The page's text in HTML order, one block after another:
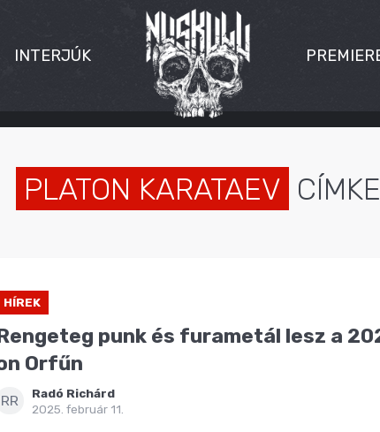
INTERJÚK
PLATON KARATAEV CÍMKE
HÍREK
punk és furametál lesz a
Orfűn
RR
Radó Richárd
2025. február 11.